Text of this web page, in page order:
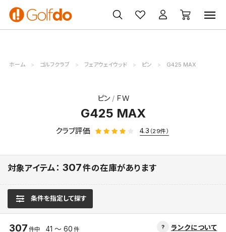
ゴルフ
クラブ
ゴルフ用品
買取
無料査定
クーポン
一覧
ホーム ゴルフクラブ フェアウェイウッド ピン G425 MAX
ピン ＦＷ
G425 MAX
クラブ評価 4.3 （29件）
対象アイテム： 307件の在庫があります
条件を指定して探す
ランクについて
307 件中 41 ～ 60 件